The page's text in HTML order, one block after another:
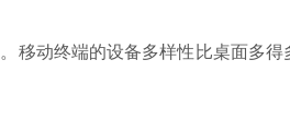
移动终端的设备多样性比桌面多得